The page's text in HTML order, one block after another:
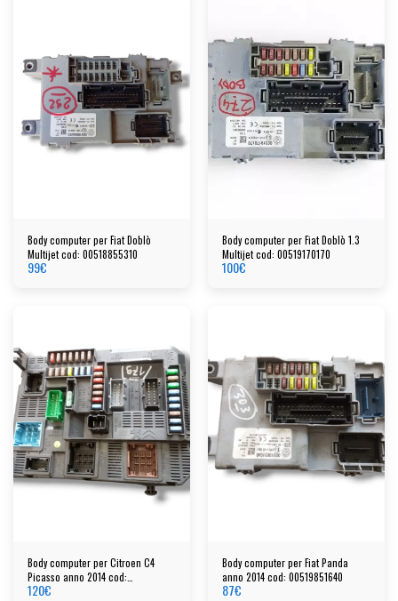
Body computer per Fiat Doblò
Multijet cod: 00518855310
99€
Body computer per Fiat Doblò 1.3
Multijet cod: 00519170170
100€
Body computer per Citroen C4
Picasso anno 2014 cod:
9804067480
120€
Body computer per Fiat Panda
anno 2014 cod: 00519851640
87€